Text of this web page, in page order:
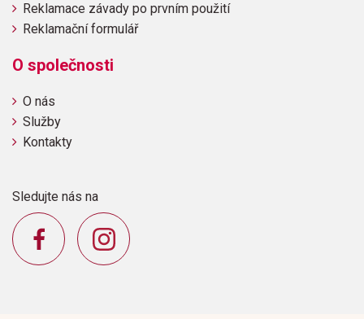
Reklamace závady po prvním použití
Reklamační formulář
O společnosti
O nás
Služby
Kontakty
Sledujte nás na